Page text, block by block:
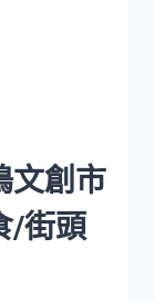
文創市
/街頭